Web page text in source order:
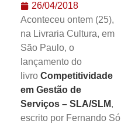
26/04/2018
Aconteceu ontem (25),
na Livraria Cultura, em
São Paulo, o
lançamento do
livro Competitividade
em Gestão de
Serviços – SLA/SLM,
escrito por Fernando Só